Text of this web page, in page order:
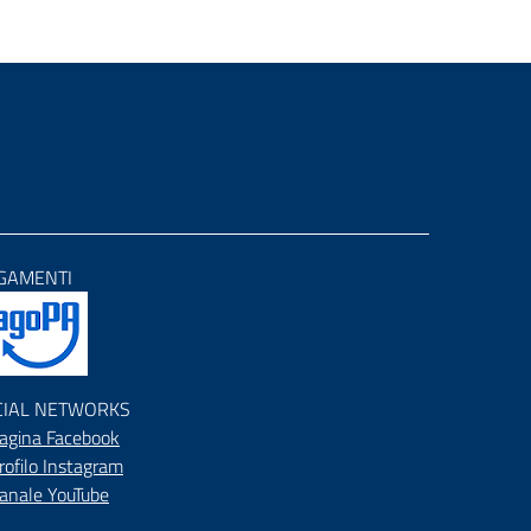
NETWORKS
Facebook
Instagram
YouTube